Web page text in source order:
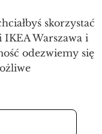
skorzystać
IKEA Warszawa i
odezwiemy się